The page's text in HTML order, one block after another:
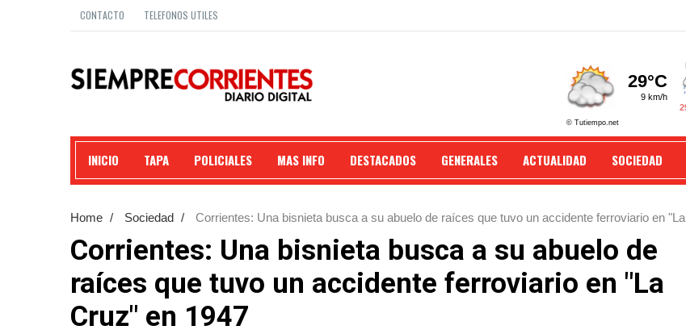
CONTACTO TELEFONOS UTILES
INICIO TAPA POLICIALES MAS INFO DESTACADOS GENERALES ACTUALIDAD SOCIEDAD
Home / Sociedad /
Corrientes: Una bisnieta busca a su abuelo de raíces que tuvo un accidente ferroviario en "La
Corrientes: Una bisnieta busca a su abuelo de
raíces que tuvo un accidente ferroviario en "La
Cruz" en 1947